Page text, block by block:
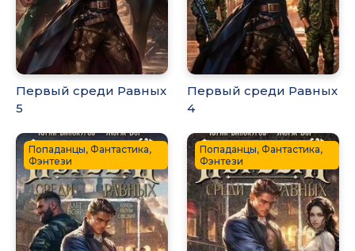
Первый среди Равных
5
Первый среди Равных
4
Попаданцы, Фантастика,
Фэнтези
Попаданцы, Фантастика,
Фэнтези